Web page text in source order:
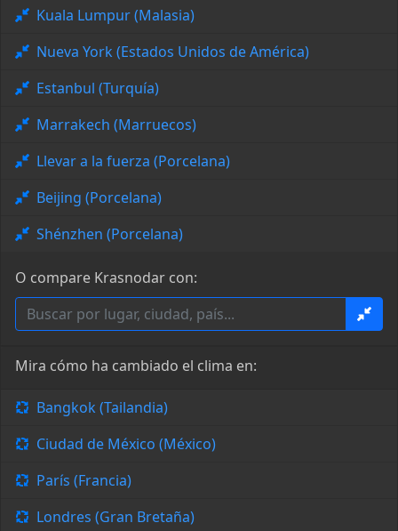
Kuala Lumpur (Malasia)
Nueva York (Estados Unidos de América)
Estanbul (Turquía)
Marrakech (Marruecos)
Llevar a la fuerza (Porcelana)
Beijing (Porcelana)
Shénzhen (Porcelana)
O compare Krasnodar con:
Mira cómo ha cambiado el clima en:
Bangkok (Tailandia)
Ciudad de México (México)
París (Francia)
Londres (Gran Bretaña)